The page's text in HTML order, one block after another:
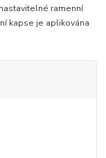
ramenní
kapse je aplikována